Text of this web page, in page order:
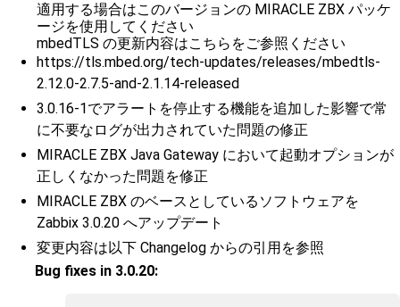
適用する場合はこのバージョンの MIRACLE ZBX パッケ
ージを使用してください
mbedTLS の更新内容はこちらをご参照ください
https://tls.mbed.org/tech-updates/releases/mbedtls-
2.12.0-2.7.5-and-2.1.14-released
3.0.16-1でアラートを停止する機能を追加した影響で常
に不要なログが出力されていた問題の修正
MIRACLE ZBX Java Gateway において起動オプションが
正しくなかった問題を修正
MIRACLE ZBX のベースとしているソフトウェアを
Zabbix 3.0.20 へアップデート
変更内容は以下 Changelog からの引用を参照
Bug fixes in 3.0.20: